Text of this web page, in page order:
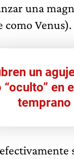
una
Venus).
un
“oculto” en
temprano